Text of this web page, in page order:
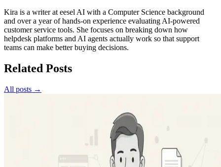
Kira is a writer at eesel AI with a Computer Science background
and over a year of hands-on experience evaluating AI-powered
customer service tools. She focuses on breaking down how
helpdesk platforms and AI agents actually work so that support
teams can make better buying decisions.
Related Posts
All posts →